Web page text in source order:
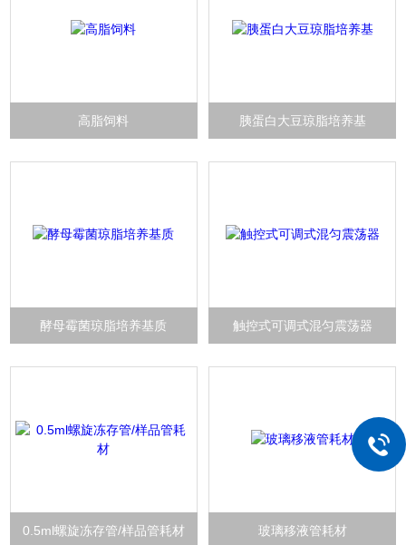
高脂饲料 胰蛋白大豆琼脂培养基
酵母霉菌琼脂培养基质 触控式可调式混匀震荡器
0.5ml螺旋冻存管/样品管耗材 玻璃移液管耗材